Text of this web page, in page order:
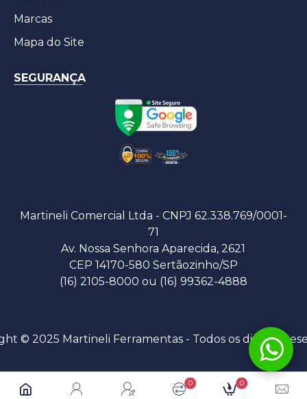
Marcas
Mapa do Site
SEGURANÇA
Martineli Comercial Ltda - CNPJ 62.338.769/0001-
71
Av. Nossa Senhora Aparecida, 2621
CEP 14170-580 Sertãozinho/SP
(16) 2105-8000 ou (16) 99362-4888
© 2025 Martineli Ferramentas - Todos os direitos
0 0